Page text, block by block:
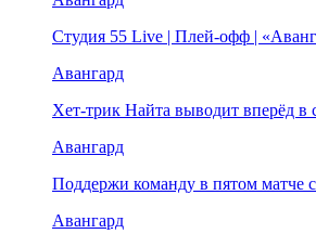
Студия 55 Live | Плей-офф |
Авангард
Хет-трик Найта выводит вперёд
Авангард
Поддержи команду в пятом матче
Авангард